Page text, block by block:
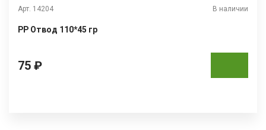
Арт. 14204 В наличии
РР Отвод 110*45 гр
75 ₽